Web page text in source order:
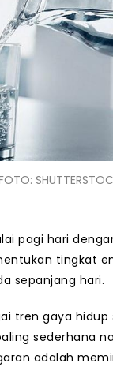
pagi hari
tingkat
sepanjang hari.
tren gaya hidup
sederhana
adalah